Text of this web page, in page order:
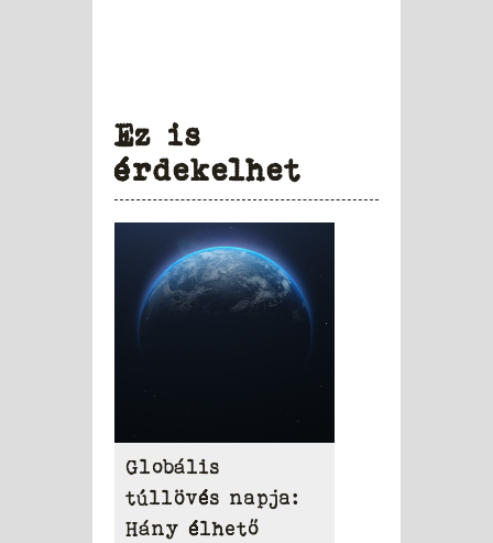
Ez is
érdekelhet
Globális
túllövés napja:
Hány élhető